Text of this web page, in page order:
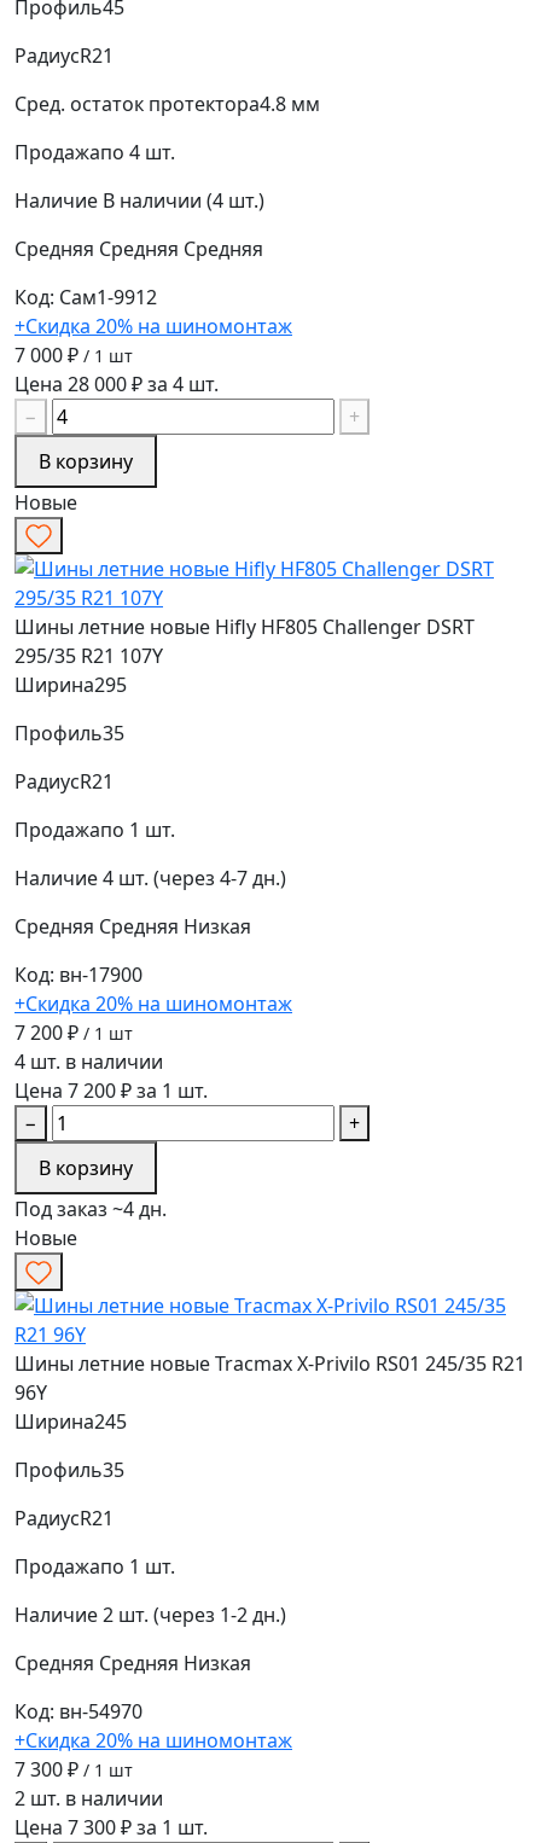
Профиль45
РадиусR21
Сред. остаток протектора4.8 мм
Продажапо 4 шт.
Наличие В наличии (4 шт.)
Средняя Средняя Средняя
Код: Сам1-9912
+Скидка 20% на шиномонтаж
7 000 ₽ / 1 шт
Цена 28 000 ₽ за 4 шт.
−
+
В корзину
Новые
Шины летние новые Hifly HF805 Challenger DSRT
295/35 R21 107Y
Ширина295
Профиль35
РадиусR21
Продажапо 1 шт.
Наличие4 шт. (через 4-7 дн.)
Средняя Средняя Низкая
Код: вн-17900
+Скидка 20% на шиномонтаж
7 200 ₽ / 1 шт
4 шт. в наличии
Цена 7 200 ₽ за 1 шт.
−
+
В корзину
Под заказ ~4 дн.
Новые
Шины летние новые Tracmax X-Privilo RS01 245/35 R21
96Y
Ширина245
Профиль35
РадиусR21
Продажапо 1 шт.
Наличие2 шт. (через 1-2 дн.)
Средняя Средняя Низкая
Код: вн-54970
+Скидка 20% на шиномонтаж
7 300 ₽ / 1 шт
2 шт. в наличии
Цена 7 300 ₽ за 1 шт.